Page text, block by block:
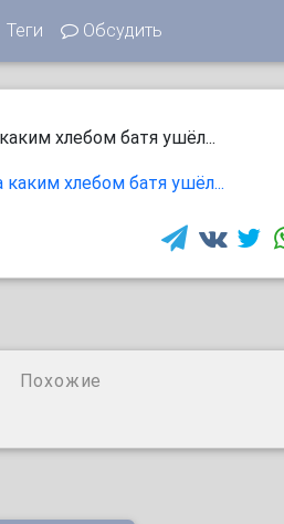
Теги Обсудить
хлебом батя ушёл...
Похожие